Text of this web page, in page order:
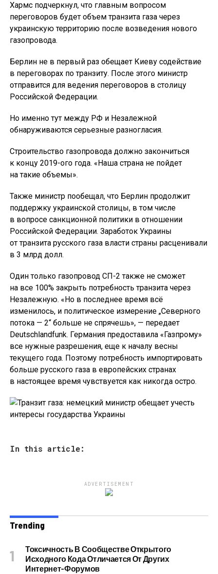
Хармс подчеркнул, что главным вопросом
переговоров будет объем транзита газа через
украинскую территорию после возведения нового
газопровода.
Берлин не в первый раз обещает Киеву содействие
в переговорах по транзиту. После этого министр
отправится для ведения переговоров в столицу
Российской Федерации.
Но именно тут между РФ и Незалежной
обнаруживаются серьезные разногласия.
Строительство газопровода должно закончиться
к концу 2019-ого года. «Наша страна не пойдет
на такие объемы».
Также министр пообещал, что Берлин продолжит
поддержку украинской столицы, в том числе
в вопросе санкционной политики в отношении
Российской Федерации. Заработок Украины
от транзита русского газа власти страны расценивали
в 3 млрд долл.
Один только газопровод СП-2 также не сможет
на все 100% закрыть потребность транзита через
Незалежную. «Но в последнее время всё
изменилось, и политическое измерение „Северного
потока — 2“ больше не спрячешь», — передает
Deutschlandfunk. Германия предоставила «Газпрому»
все нужные разрешения, еще к началу весны
текущего года. Поэтому потребность импортировать
больше русского газа в европейских странах
в настоящее время чувствуется как никогда остро.
In this article:
ADVERTISEMENT
Trending
Токсичность В Сообществе Открытого
Исходного Кода Отличается От Других
Интернет-Форумов